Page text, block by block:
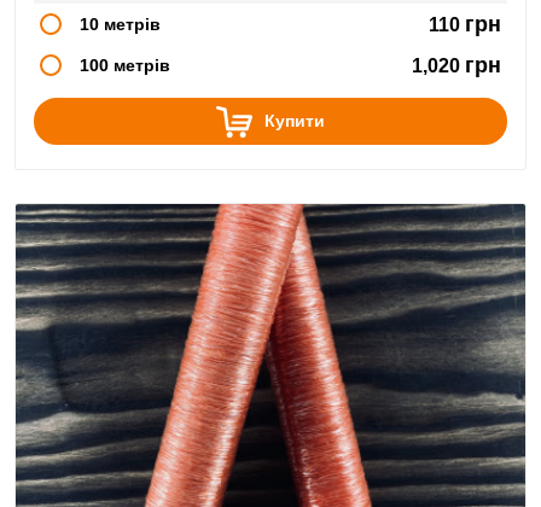
10 метрів 110 грн
100 метрів 1,020 грн
Купити